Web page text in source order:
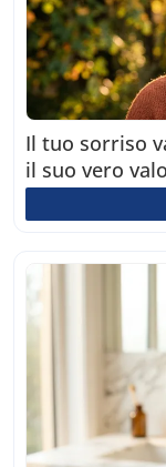
Il tuo sorriso
il suo vero